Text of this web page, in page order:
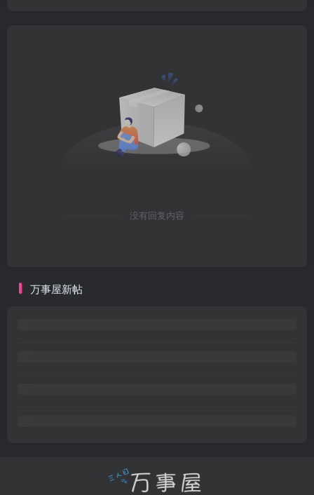
没有回复内容
万事屋新帖